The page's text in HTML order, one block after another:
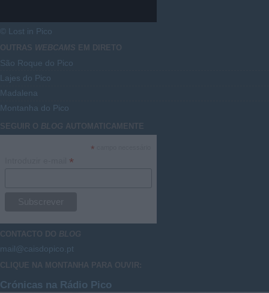
© Lost in Pico
OUTRAS WEBCAMS EM DIRETO
São Roque do Pico
Lajes do Pico
Madalena
Montanha do Pico
SEGUIR O BLOG AUTOMATICAMENTE
*
*
CONTACTO DO BLOG
mail@caisdopico.pt
CLIQUE NA MONTANHA PARA OUVIR:
Crónicas na Rádio Pico